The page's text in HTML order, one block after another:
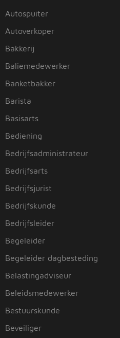
Autospuiter
Autoverkoper
Bakkerij
Baliemedewerker
Banketbakker
Barista
Basisarts
Bediening
Bedrijfsadministrateur
Bedrijfsarts
Bedrijfsjurist
Bedrijfskunde
Bedrijfsleider
Begeleider
Begeleider dagbesteding
Belastingadviseur
Beleidsmedewerker
Bestuurskunde
Beveiliger